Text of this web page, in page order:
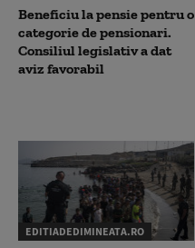
Beneficiu la pensie pentru o
categorie de pensionari.
Consiliul legislativ a dat
aviz favorabil
EDITIADEDIMINEATA.RO